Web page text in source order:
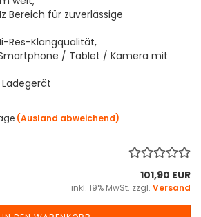
Bereich für zuverlässige
Res-Klangqualität,
/ Tablet / Kamera mit
Ladegerät
(Ausland abweichend)
101,90 EUR
inkl. 19% MwSt. zzgl. Versand